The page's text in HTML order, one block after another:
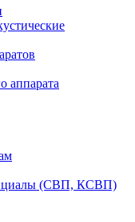
аппарата
(СВП, КСВП)